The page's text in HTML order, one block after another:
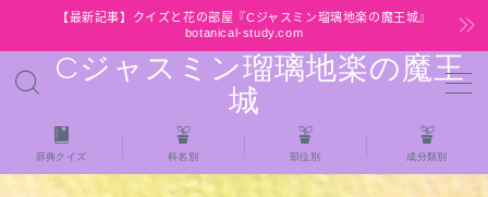
【最新記事】クイズと花の部屋『Cジャスミン瑠璃地楽の魔王城』
botanical-study.com
Cジャスミン瑠璃地楽の魔王
城
MENU
HOME
辞典クイズ 科名別 部位別 成分類別